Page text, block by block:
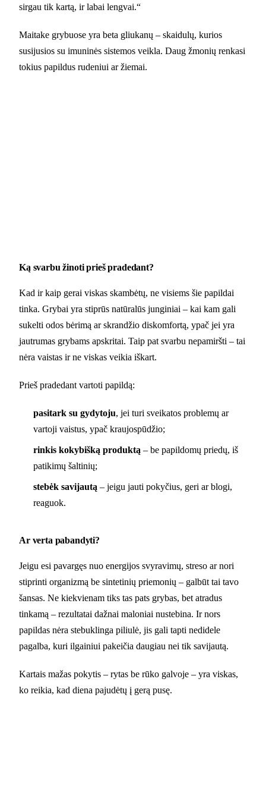
sirgau tik kartą, ir labai lengvai.“
Maitake grybuose yra beta gliukanų – skaidulų, kurios
susijusios su imuninės sistemos veikla. Daug žmonių renkasi
tokius papildus rudeniui ar žiemai.
Ką svarbu žinoti prieš pradedant?
Kad ir kaip gerai viskas skambėtų, ne visiems šie papildai
tinka. Grybai yra stiprūs natūralūs junginiai – kai kam gali
sukelti odos bėrimą ar skrandžio diskomfortą, ypač jei yra
jautrumas grybams apskritai. Taip pat svarbu nepamiršti – tai
nėra vaistas ir ne viskas veikia iškart.
Prieš pradedant vartoti papildą:
pasitark su gydytoju, jei turi sveikatos problemų ar
vartoji vaistus, ypač kraujospūdžio;
rinkis kokybišką produktą – be papildomų priedų, iš
patikimų šaltinių;
stebėk savijautą – jeigu jauti pokyčius, geri ar blogi,
reaguok.
Ar verta pabandyti?
Jeigu esi pavargęs nuo energijos svyravimų, streso ar nori
stiprinti organizmą be sintetinių priemonių – galbūt tai tavo
šansas. Ne kiekvienam tiks tas pats grybas, bet atradus
tinkamą – rezultatai dažnai maloniai nustebina. Ir nors
papildas nėra stebuklinga piliulė, jis gali tapti nedidele
pagalba, kuri ilgainiui pakeičia daugiau nei tik savijautą.
Kartais mažas pokytis – rytas be rūko galvoje – yra viskas,
ko reikia, kad diena pajudėtų į gerą pusę.